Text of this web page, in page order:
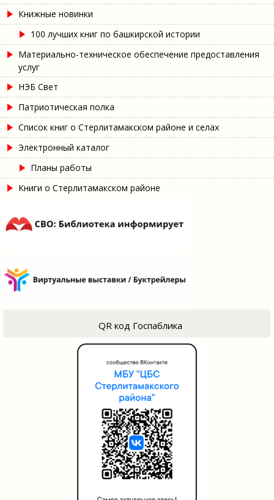
Книжные новинки
100 лучших книг по башкирской истории
Материально-техническое обеспечение предоставления
услуг
НЭБ Свет
Патриотическая полка
Список книг о Стерлитамакском районе и селах
Электронный каталог
Планы работы
Книги о Стерлитамакском районе
QR код Госпаблика